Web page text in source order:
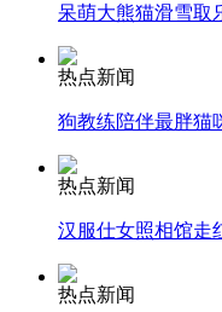
走！跟着总书记去
消防员救轻生者
呆萌大熊猫滑雪取
热点新闻
狗教练陪伴最胖猫
热点新闻
汉服仕女照相馆走
热点新闻